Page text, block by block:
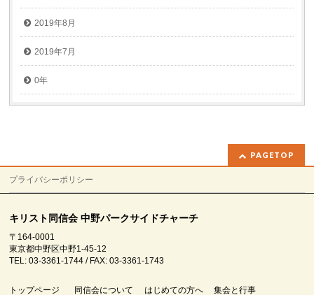
2019年8月
2019年7月
0年
PAGETOP
プライバシーポリシー
キリスト同信会 中野パークサイドチャーチ
〒164-0001
東京都中野区中野1-45-12
TEL: 03-3361-1744 / FAX: 03-3361-1743
トップページ 同信会について はじめての方へ 集会と行事